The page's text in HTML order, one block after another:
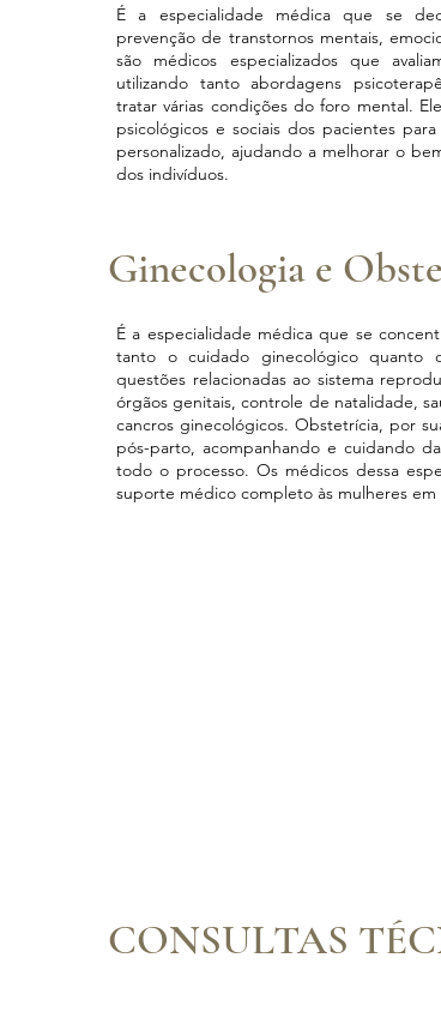
É a especialidade médica que se
prevenção de transtornos mentais,
são médicos especializados que
utilizando tanto abordagens
tratar várias condições do foro mental.
psicológicos e sociais dos pacientes
personalizado, ajudando a melhorar o
dos indivíduos.​
É a especialidade médica que se
tanto o cuidado ginecológico quanto
questões relacionadas ao sistema
órgãos genitais, controle de natalidade,
cancros ginecológicos. Obstetrícia, por
pós-parto, acompanhando e cuidando
todo o processo. Os médicos dessa
suporte médico completo às mulheres em
Ginecologia e
CONSULTAS